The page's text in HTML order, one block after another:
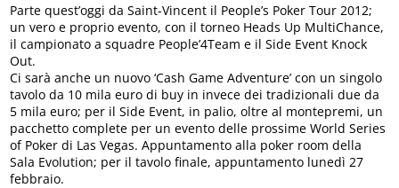
Parte quest’oggi da Saint-Vincent il People’s Poker Tour 2012;
un vero e proprio evento, con il torneo Heads Up MultiChance,
il campionato a squadre People’4Team e il Side Event Knock
Out.
Ci sarà anche un nuovo ‘Cash Game Adventure’ con un singolo
tavolo da 10 mila euro di buy in invece dei tradizionali due da
5 mila euro; per il Side Event, in palio, oltre al montepremi, un
pacchetto complete per un evento delle prossime World Series
of Poker di Las Vegas. Appuntamento alla poker room della
Sala Evolution; per il tavolo finale, appuntamento lunedì 27
febbraio.